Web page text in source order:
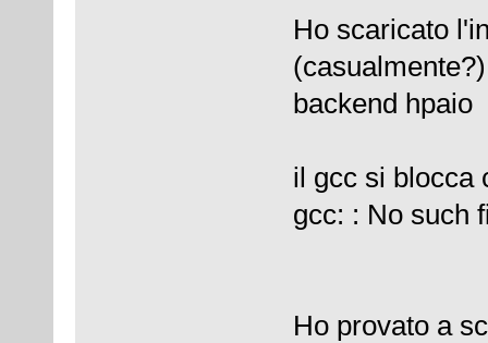
Ho scaricato
backend hpaio
il gcc si blocca
gcc: : No such
Ho provato a